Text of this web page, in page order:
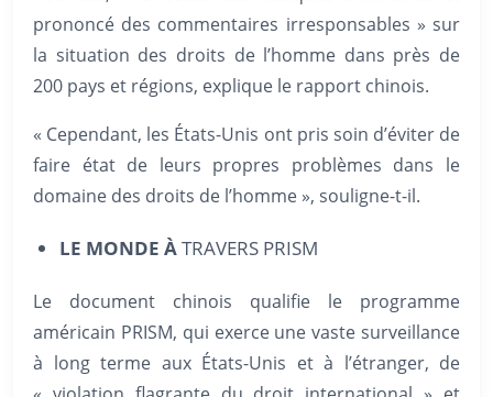
prononcé des commentaires irresponsables » sur
la situation des droits de l’homme dans près de
200 pays et régions, explique le rapport chinois.
« Cependant, les États-Unis ont pris soin d’éviter de
faire état de leurs propres problèmes dans le
domaine des droits de l’homme », souligne-t-il.
LE MONDE ÀTRAVERS PRISM
Le document chinois qualifie le programme
américain PRISM, qui exerce une vaste surveillance
à long terme aux États-Unis et à l’étranger, de